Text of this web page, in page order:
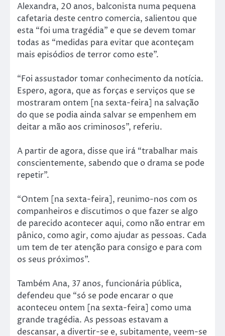
Alexandra, 20 anos, balconista numa pequena
cafetaria deste centro comercia, salientou que
esta “foi uma tragédia” e que se devem tomar
todas as “medidas para evitar que aconteçam
mais episódios de terror como este”.
“Foi assustador tomar conhecimento da notícia.
Espero, agora, que as forças e serviços que se
mostraram ontem [na sexta-feira] na salvação
do que se podia ainda salvar se empenhem em
deitar a mão aos criminosos”, referiu.
A partir de agora, disse que irá “trabalhar mais
conscientemente, sabendo que o drama se pode
repetir”.
“Ontem [na sexta-feira], reunimo-nos com os
companheiros e discutimos o que fazer se algo
de parecido acontecer aqui, como não entrar em
pânico, como agir, como ajudar as pessoas. Cada
um tem de ter atenção para consigo e para com
os seus próximos”.
Também Ana, 37 anos, funcionária pública,
defendeu que “só se pode encarar o que
aconteceu ontem [na sexta-feira] como uma
grande tragédia. As pessoas estavam a
descansar, a divertir-se e, subitamente, veem-se